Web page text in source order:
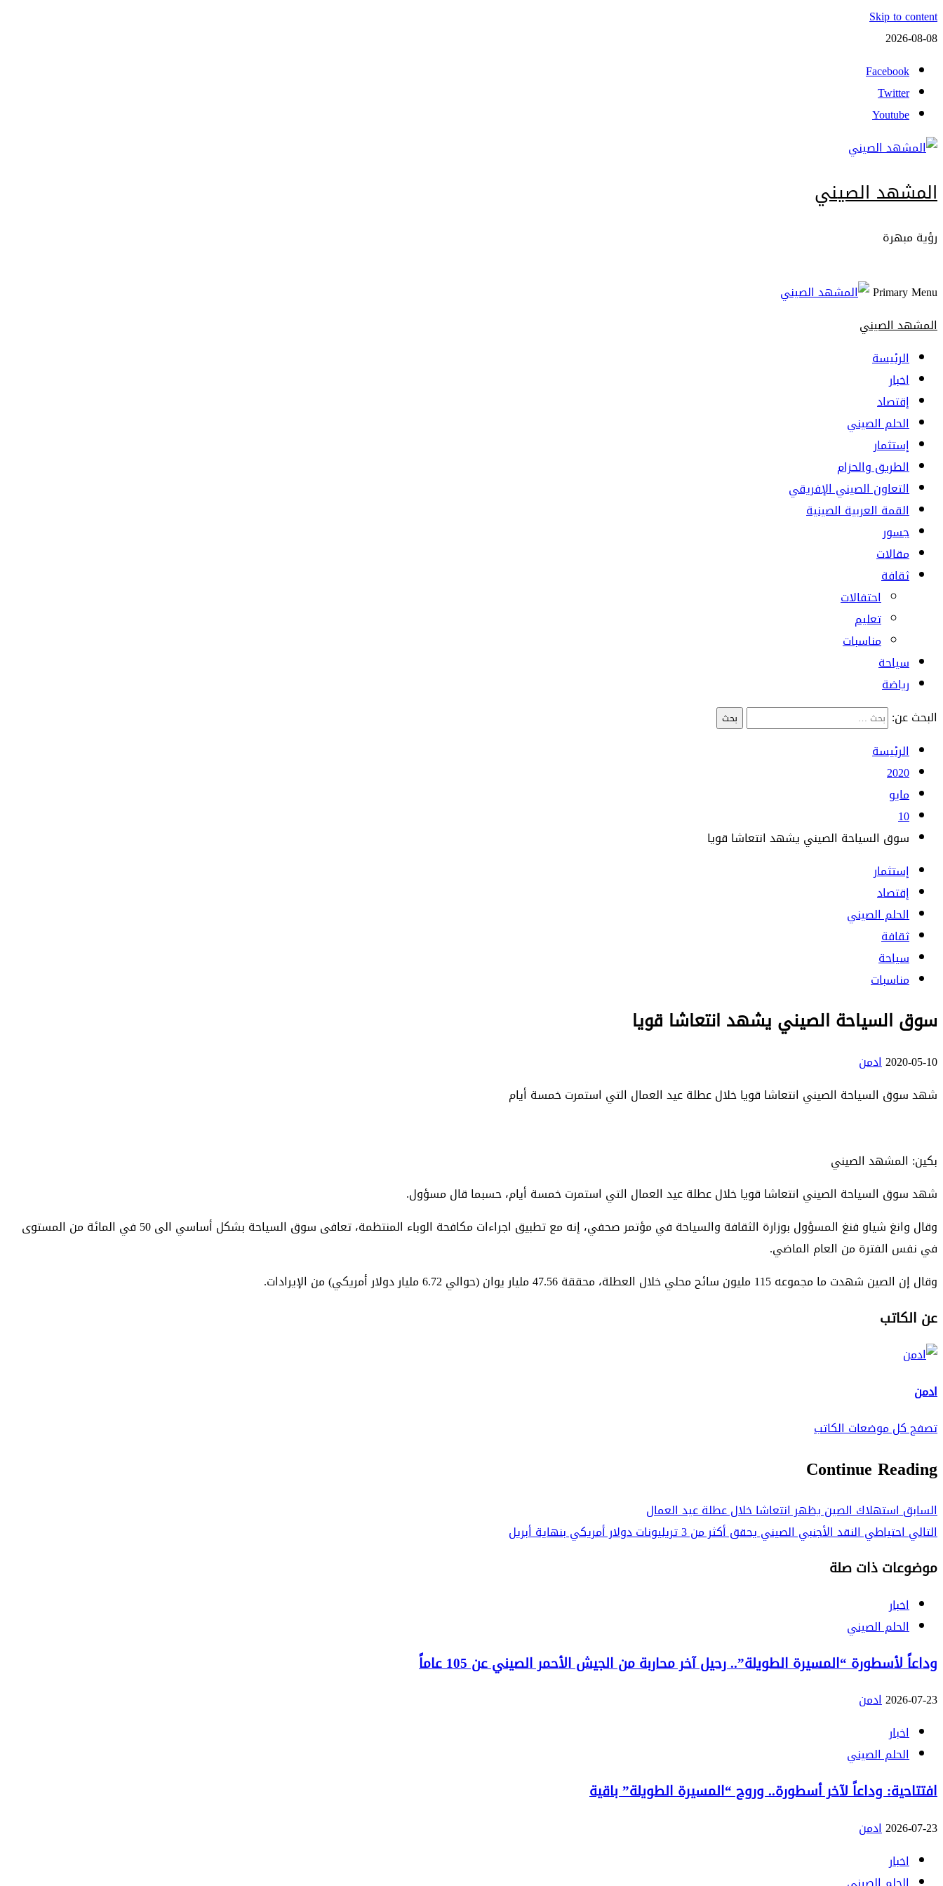
Skip to content
2026-08-08
Facebook
Twitter
Youtube
المشهد الصيني
رؤية مبهرة
Primary Menu
المشهد الصيني
الرئيسة
اخبار
إقتصاد
الحلم الصيني
إستثمار
الطريق والحزام
التعاون الصيني الإفريقي
القمة العربية الصينية
جسور
مقالات
ثقافة
احتفالات
تعليم
مناسبات
سياحة
رياضة
البحث عن:
الرئيسة
2020
مايو
10
سوق السياحة الصيني يشهد انتعاشا قويا
إستثمار
إقتصاد
الحلم الصيني
ثقافة
سياحة
مناسبات
سوق السياحة الصيني يشهد انتعاشا قويا
2020-05-10ادمن
شهد سوق السياحة الصيني انتعاشا قويا خلال عطلة عيد العمال التي استمرت خمسة أيام
بكين: المشهد الصيني
شهد سوق السياحة الصيني انتعاشا قويا خلال عطلة عيد العمال التي استمرت خمسة أيام، حسبما قال مسؤول.
وقال وانغ شياو فنغ المسؤول بوزارة الثقافة والسياحة في مؤتمر صحفي، إنه مع تطبيق اجراءات مكافحة الوباء المنتظمة، تعافى سوق السياحة بشكل أساسي الى 50 في المائة من المستوى
في نفس الفترة من العام الماضي.
وقال إن الصين شهدت ما مجموعه 115 مليون سائح محلي خلال العطلة، محققة 47.56 مليار يوان (حوالي 6.72 مليار دولار أمريكي) من الإيرادات.
عن الكاتب
ادمن
تصفح كل موضعات الكاتب
Continue Reading
السابقاستهلاك الصين يظهر انتعاشا خلال عطلة عيد العمال
التالياحتياطي النقد الأجنبي الصيني يحقق أكثر من 3 تريليونات دولار أمريكي بنهاية أبريل
موضوعات ذات صلة
اخبار
الحلم الصيني
وداعاً لأسطورة “المسيرة الطويلة”.. رحيل آخر محاربة من الجيش الأحمر الصيني عن 105 عاماً
2026-07-23ادمن
اخبار
الحلم الصيني
افتتاحية: وداعاً لآخر أسطورة.. وروح “المسيرة الطويلة” باقية
2026-07-23ادمن
اخبار